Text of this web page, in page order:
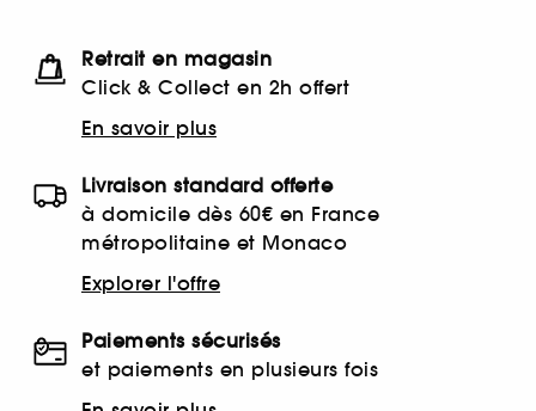
Retrait en magasin
Click & Collect en 2h offert
En savoir plus
Livraison standard offerte
à domicile dès 60€ en France
métropolitaine et Monaco
Explorer l'offre
Paiements sécurisés
et paiements en plusieurs fois